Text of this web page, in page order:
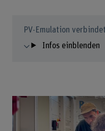
PV-Emulation
Infos einblenden